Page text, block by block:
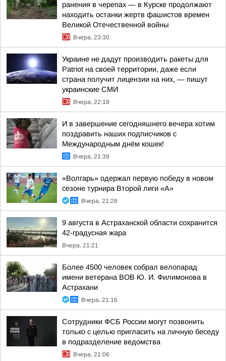
ранения в черепах — в Курске продолжают
находить останки жертв фашистов времен
Великой Отечественной войны
Вчера, 23:30
Украине не дадут производить ракеты для
Patriot на своей территории, даже если
страна получит лицензии на них, — пишут
украинские СМИ
Вчера, 22:18
И в завершение сегодняшнего вечера хотим
поздравить наших подписчиков с
Международным днём кошек!
Вчера, 21:39
«Волгарь» одержал первую победу в новом
сезоне турнира Второй лиги «А»
Вчера, 21:28
9 августа в Астраханской области сохранится
42-градусная жара
Вчера, 21:21
Более 4500 человек собрал велопарад
имени ветерана ВОВ Ю. И. Филимонова в
Астрахани
Вчера, 21:16
Сотрудники ФСБ России могут позвонить
только с целью пригласить на личную беседу
в подразделение ведомства
Вчера, 21:06